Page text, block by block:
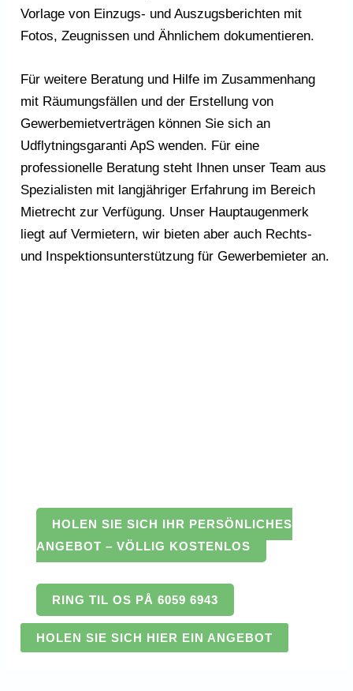
Vorlage von Einzugs- und Auszugsberichten mit
Fotos, Zeugnissen und Ähnlichem dokumentieren.
Für weitere Beratung und Hilfe im Zusammenhang
mit Räumungsfällen und der Erstellung von
Gewerbemietverträgen können Sie sich an
Udflytningsgaranti ApS wenden. Für eine
professionelle Beratung steht Ihnen unser Team aus
Spezialisten mit langjähriger Erfahrung im Bereich
Mietrecht zur Verfügung. Unser Hauptaugenmerk
liegt auf Vermietern, wir bieten aber auch Rechts-
und Inspektionsunterstützung für Gewerbemieter an.
HOLEN SIE SICH IHR PERSÖNLICHES
ANGEBOT – VÖLLIG KOSTENLOS
RING TIL OS PÅ 6059 6943
HOLEN SIE SICH HIER EIN ANGEBOT